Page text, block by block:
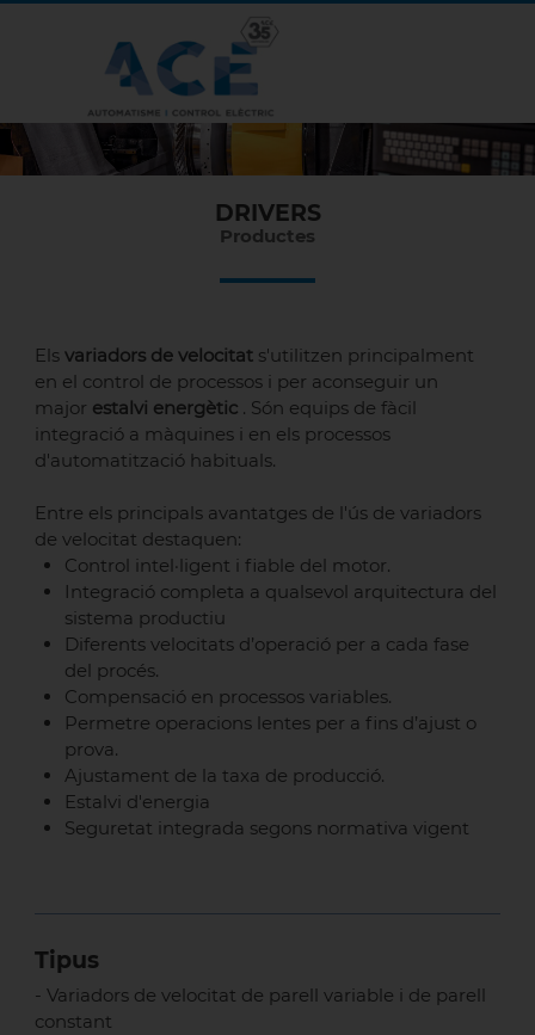
DRIVERS
Productes
Els variadors de velocitat s'utilitzen principalment
en el control de processos i per aconseguir un
major estalvi energètic . Són equips de fàcil
integració a màquines i en els processos
d'automatització habituals.
Entre els principals avantatges de l'ús de variadors
de velocitat destaquen:
Control intel·ligent i fiable del motor.
Integració completa a qualsevol arquitectura del
sistema productiu
Diferents velocitats d’operació per a cada fase
del procés.
Compensació en processos variables.
Permetre operacions lentes per a fins d’ajust o
prova.
Ajustament de la taxa de producció.
Estalvi d'energia
Seguretat integrada segons normativa vigent
Tipus
- Variadors de velocitat de parell variable i de parell
constant